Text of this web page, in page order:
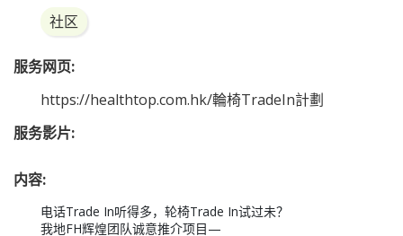
社区
服务网页:
https://healthtop.com.hk/輪椅TradeIn計劃
服务影片:
内容:
电话Trade In听得多，轮椅Trade In试过未？
我地FH辉煌团队诚意推介项目—